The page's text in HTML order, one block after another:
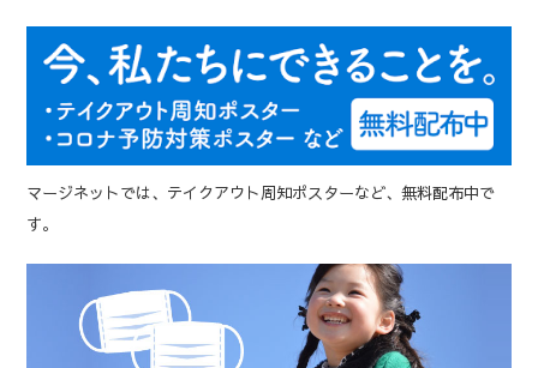
マージネットでは、テイクアウト周知ポスターなど、無料配布中で
す。